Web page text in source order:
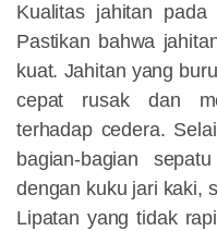
Kualitas jahitan
Pastikan bahwa
kuat. Jahitan yang
cepat rusak dan
terhadap cedera.
bagian-bagian
dengan kuku jari kaki,
Lipatan yang tidak